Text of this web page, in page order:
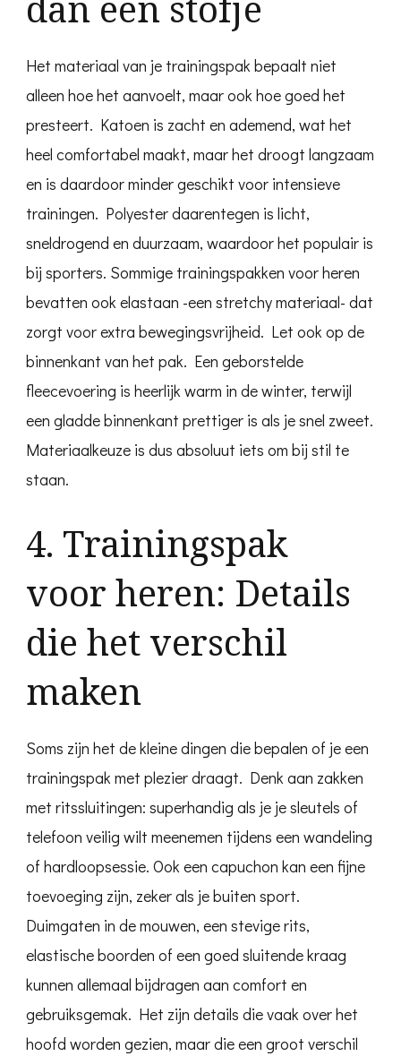
Het materiaal van je trainingspak bepaalt niet
alleen hoe het aanvoelt, maar ook hoe goed het
presteert. Katoen is zacht en ademend, wat het
heel comfortabel maakt, maar het droogt langzaam
en is daardoor minder geschikt voor intensieve
trainingen. Polyester daarentegen is licht,
sneldrogend en duurzaam, waardoor het populair is
bij sporters. Sommige trainingspakken voor heren
bevatten ook elastaan -een stretchy materiaal- dat
zorgt voor extra bewegingsvrijheid. Let ook op de
binnenkant van het pak. Een geborstelde
fleecevoering is heerlijk warm in de winter, terwijl
een gladde binnenkant prettiger is als je snel zweet.
Materiaalkeuze is dus absoluut iets om bij stil te
staan.
4. Trainingspak
voor heren: Details
die het verschil
maken
Soms zijn het de kleine dingen die bepalen of je een
trainingspak met plezier draagt. Denk aan zakken
met ritssluitingen: superhandig als je je sleutels of
telefoon veilig wilt meenemen tijdens een wandeling
of hardloopsessie. Ook een capuchon kan een fijne
toevoeging zijn, zeker als je buiten sport.
Duimgaten in de mouwen, een stevige rits,
elastische boorden of een goed sluitende kraag
kunnen allemaal bijdragen aan comfort en
gebruiksgemak. Het zijn details die vaak over het
hoofd worden gezien, maar die een groot verschil